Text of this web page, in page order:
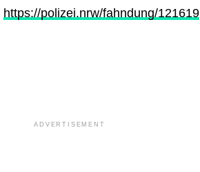
https://polizei.nrw/fahndung/121619
ADVERTISEMENT